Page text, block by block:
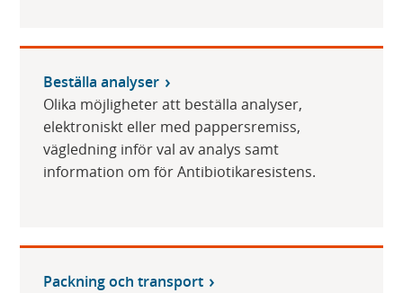
Beställa analyser
Olika möjligheter att beställa analyser,
elektroniskt eller med pappersremiss,
vägledning inför val av analys samt
information om för Antibiotikaresistens.
Packning och transport